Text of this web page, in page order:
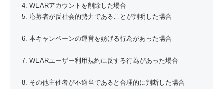
4. WEARアカウントを削除した場合
5. 応募者が反社会的勢力であることが判明した場合
6. 本キャンペーンの運営を妨げる行為があった場合
7. WEARユーザー利用規約に反する行為があった場合
8. その他主催者が不適当であると合理的に判断した場合